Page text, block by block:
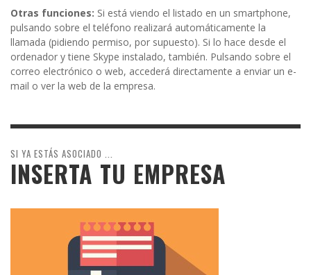
Otras funciones: Si está viendo el listado en un smartphone,
pulsando sobre el teléfono realizará automáticamente la
llamada (pidiendo permiso, por supuesto). Si lo hace desde el
ordenador y tiene Skype instalado, también. Pulsando sobre el
correo electrónico o web, accederá directamente a enviar un e-
mail o ver la web de la empresa.
SI YA ESTÁS ASOCIADO ...
INSERTA TU EMPRESA